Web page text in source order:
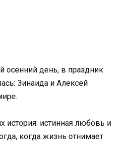
осенний день, в праздник
Зинаида и Алексей
история: истинная любовь и
когда жизнь отнимает